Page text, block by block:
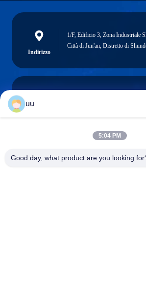
Indirizzo
1/F, Edificio 3, Zona Industriale
Città di Jun'an, Distretto di
E-mail
uu
5:04 PM
Good day, what product are you looking